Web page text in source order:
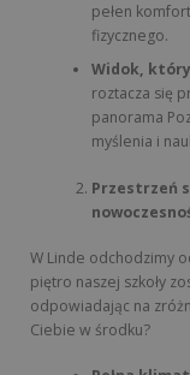
pełen
fizycznego.
Widok,
roztacza się
panorama
myślenia i
Przestrzeń
W Linde odchodzimy
piętro naszej szkoły
odpowiadając na
Ciebie w środku?